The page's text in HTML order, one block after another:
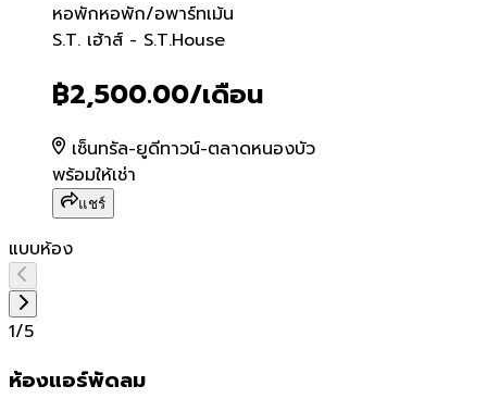
หอพักหอพัก/อพาร์ทเม้น
S.T. เฮ้าส์ - S.T.House
S.T. เฮ้าส์ - S.T.House
฿2,500.00/เดือน
เซ็นทรัล-ยูดีทาวน์-ตลาดหนองบัว
พร้อมให้เช่า
แชร์
แบบห้อง
1/5
ห้องแอร์พัดลม